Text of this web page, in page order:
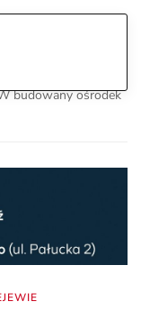
budowany ośrodek